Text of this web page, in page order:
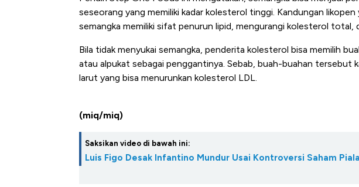
seseorang yang memiliki kadar kolesterol tinggi. Kandungan
semangka memiliki sifat penurun lipid, mengurangi kolesterol total,
Bila tidak menyukai semangka, penderita kolesterol bisa memilih
atau alpukat sebagai penggantinya. Sebab, buah-buahan tersebut
larut yang bisa menurunkan kolesterol LDL.
(miq/miq)
Saksikan video di bawah ini:
Luis Figo Desak Infantino Mundur Usai Kontroversi Saham